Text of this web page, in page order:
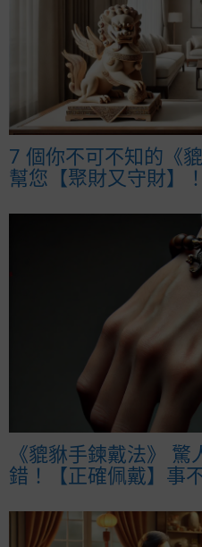
7 個你不可不知的《
幫您【聚財又守財】！
《貔貅手鍊戴法》
錯！【正確佩戴】事